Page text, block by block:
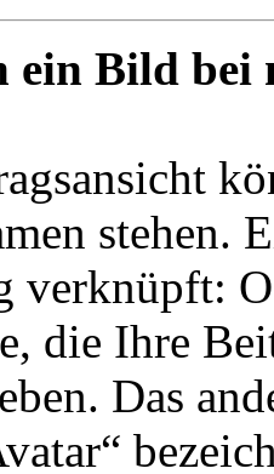
ein Bild bei
stehen.
verknüpft:
die Ihre
Das